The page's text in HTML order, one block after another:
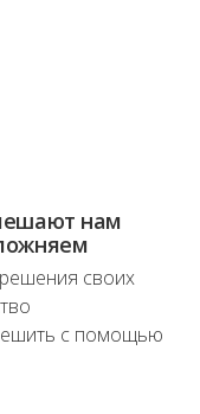
нам
своих
с помощью